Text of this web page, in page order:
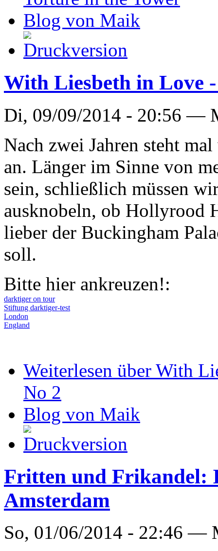
Blog von Maik
With Liesbeth in Love
Di, 09/09/2014 - 20:56 —
Nach zwei Jahren steht
an. Länger im Sinne von
sein, schließlich müssen
ausknobeln, ob Hollyrood
lieber der Buckingham
soll.
Bitte hier ankreuzen!:
darktiger on tour
Stiftung darktiger-test
London
England
Weiterlesen über With
No 2
Blog von Maik
Fritten und Frikandel:
Amsterdam
So, 01/06/2014 - 22:46 —